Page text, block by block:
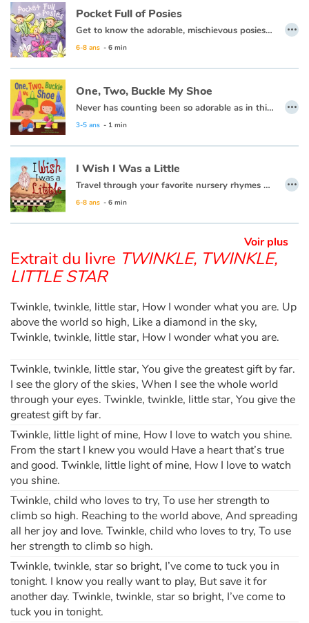
Apprendre les langues
Dyslexie, troubles de la lecture
Nos listes de lecture
Les plus lus
Coups de coeur
Pocket Full of Posies
Get to know the adorable, mischievous posies from "Ring Around the Rosie" farm in this spin-off from the classic rhyme, and see how the next time something is awry, you just may need to check your pockets!
6-8 ans - 6 min
…
One, Two, Buckle My Shoe
Never has counting been so adorable as in this playfully illustrated One, Two, Buckle My Shoe. Join friends as they laugh and frolic, while learning to count things around them as they head outside to play!
3-5 ans - 1 min
…
I Wish I Was a Little
Travel through your favorite nursery rhymes with classic character Wee Willie Winkie on his quest for fame in this delightful book.
6-8 ans - 6 min
…
Voir plus
Extrait du livre TWINKLE, TWINKLE,
LITTLE STAR
Twinkle, twinkle, little star, How I wonder what you are. Up
above the world so high, Like a diamond in the sky,
Twinkle, twinkle, little star, How I wonder what you are.
Twinkle, twinkle, little star, You give the greatest gift by far.
I see the glory of the skies, When I see the whole world
through your eyes. Twinkle, twinkle, little star, You give the
greatest gift by far.
Twinkle, little light of mine, How I love to watch you shine.
From the start I knew you would Have a heart that’s true
and good. Twinkle, little light of mine, How I love to watch
you shine.
Twinkle, child who loves to try, To use her strength to
climb so high. Reaching to the world above, And spreading
all her joy and love. Twinkle, child who loves to try, To use
her strength to climb so high.
Twinkle, twinkle, star so bright, I’ve come to tuck you in
tonight. I know you really want to play, But save it for
another day. Twinkle, twinkle, star so bright, I’ve come to
tuck you in tonight.